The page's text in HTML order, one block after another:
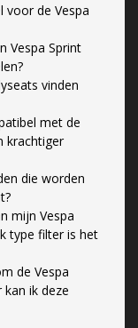
voor de Vespa
Vespa Sprint
vinden
met de
krachtiger
die worden
mijn Vespa
type filter is het
de Vespa
ik deze